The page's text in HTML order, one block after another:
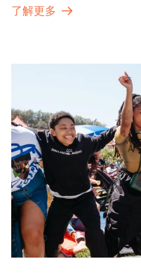
通过亲身参与和虚拟的治
了解更多